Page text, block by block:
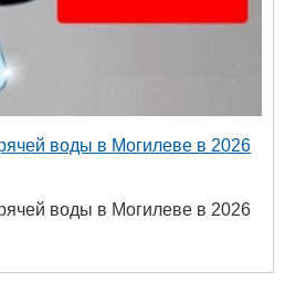
воды в Могилеве в 2026
воды в Могилеве в 2026